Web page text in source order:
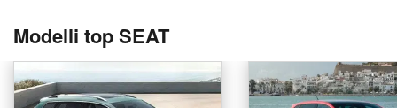
Modelli top SEAT